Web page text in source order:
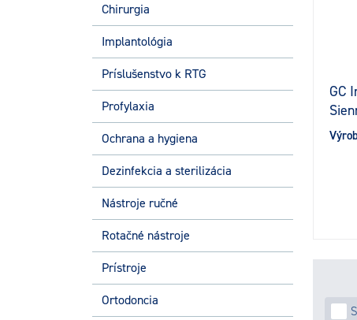
GC
Chirurgia
Implantológia
Príslušenstvo k RTG
Profylaxia
Ochrana a hygiena
Dezinfekcia a sterilizácia
Nástroje ručné
Rotačné nástroje
Prístroje
Ortodoncia